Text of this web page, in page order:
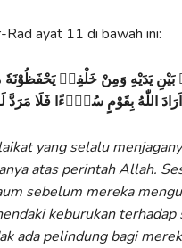
ayat 11 di bawah ini:
يَدَيْهِ وَمِنْ خَلْفِهٖ يَحْفَظُوْنَهٗ مِنْ
اللّٰهُ بِقَوْمٍ سُوْۤءًا فَلَا
yang selalu
atas perintah Allah.
sebelum mereka
keburukan terhadap
ada pelindung bagi